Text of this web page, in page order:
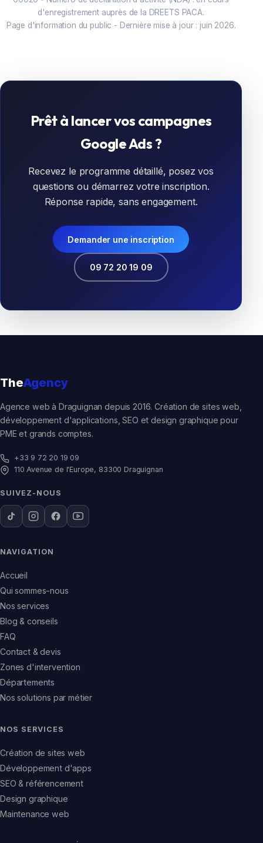
d'enregistrement auprès de la DREETS PACA.
Page d'information du public - Dernière mise à jour : juin 2026.
Prêt à lancer vos campagnes
Google Ads ?
Recevez le programme détaillé, posez vos
questions ou démarrez votre inscription.
Réponse rapide, sans engagement.
Demander une inscription
09 72 20 19 09
TheAgency
Agence web à Draguignan depuis 2016. Création de sites web,
développement d'applications, SEO et design graphique pour
PME et grands comptes.
+33 9 72 20 19 09
110 Avenue de l'Europe, 83300 Draguignan
SUIVEZ-NOUS
NAVIGATION
Accueil
Qui sommes-nous
Nos services
Blog & conseils
FAQ
Contact & devis
Zones d'intervention
Départements
Nos solutions par métier
NOS SERVICES
Création de sites web
Développement d'apps
SEO & référencement
Design graphique
Maintenance web